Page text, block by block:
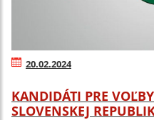
20.02.2024
KANDIDÁTI PRE
SLOVENSKEJ